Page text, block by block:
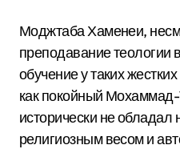
Моджтаба Хаменеи,
преподавание теологии
обучение у таких
как покойный
исторически не
религиозным весом и